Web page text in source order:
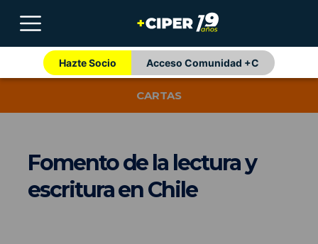
Hazte Socio Acceso Comunidad +C
CARTAS
Fomento de la lectura y
escritura en Chile